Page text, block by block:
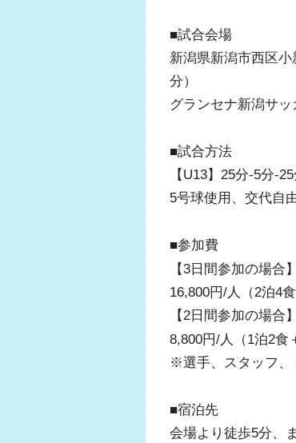
■試合会場
新潟県新潟市西区
分）
グランセナ新潟サ
■試合方法
【U13】25分-5分-
5号球使用、交代自
■参加費
【3日間参加の場合】
16,800円/人（2泊4
【2日間参加の場合】
8,800円/人（1泊2食
※選手、スタッフ、
■宿泊先
会場より徒歩5分、